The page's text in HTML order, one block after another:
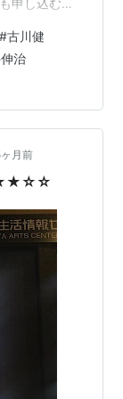
申し込むの
料理屋。岡
ーも担いま
かさん演じ
主人が総力
団や組織の中
#古川健
治
月前
★★★☆☆